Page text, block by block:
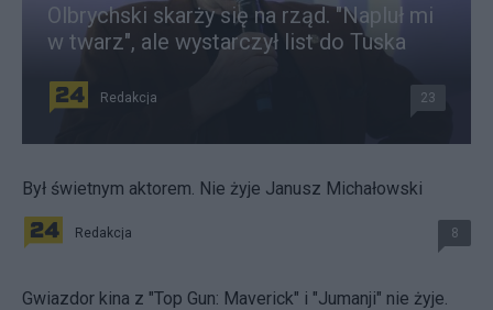
Olbrychski skarży się na rząd. "Napluł mi
w twarz", ale wystarczył list do Tuska
Redakcja 23
Był świetnym aktorem. Nie żyje Janusz Michałowski
Redakcja 8
Gwiazdor kina z "Top Gun: Maverick" i "Jumanji" nie żyje.